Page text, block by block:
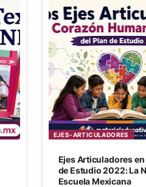
EJES-ARTICULADORES
Ejes Articuladores en
de Estudio 2022: La
Escuela Mexicana